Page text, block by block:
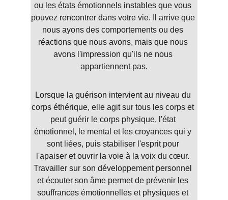
ou les états émotionnels instables que vous
pouvez rencontrer dans votre vie. Il arrive que
nous ayons des comportements ou des
réactions que nous avons, mais que nous
avons l'impression qu'ils ne nous
appartiennent pas.
Lorsque la guérison intervient au niveau du
corps éthérique, elle agit sur tous les corps et
peut guérir le corps physique, l'état
émotionnel, le mental et les croyances qui y
sont liées, puis stabiliser l'esprit pour
l'apaiser et ouvrir la voie à la voix du cœur.
Travailler sur son développement personnel
et écouter son âme permet de prévenir les
souffrances émotionnelles et physiques et